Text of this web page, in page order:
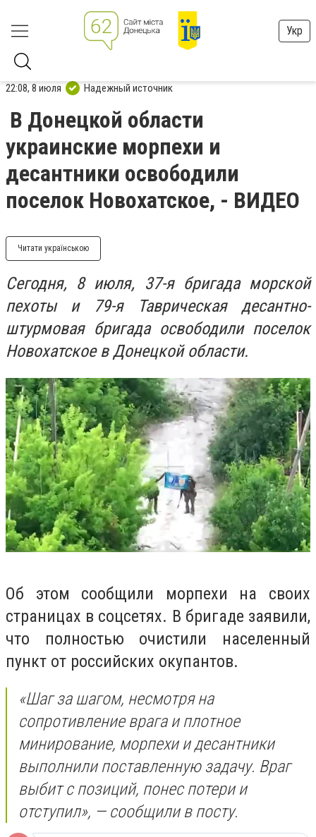
Укр
22:08, 8 июля Надежный источник
В Донецкой области
украинские морпехи и
десантники освободили
поселок Новохатское, - ВИДЕО
Читати українською
Сегодня, 8 июля, 37-я бригада морской
пехоты и 79-я Таврическая десантно-
штурмовая бригада освободили поселок
Новохатское в Донецкой области.
Об этом сообщили морпехи на своих
страницах в соцсетях. В бригаде заявили,
что полностью очистили населенный
пункт от российских окупантов.
«Шаг за шагом, несмотря на
сопротивление врага и плотное
минирование, морпехи и десантники
выполнили поставленную задачу. Враг
выбит с позиций, понес потери и
отступил», — сообщили в посту.